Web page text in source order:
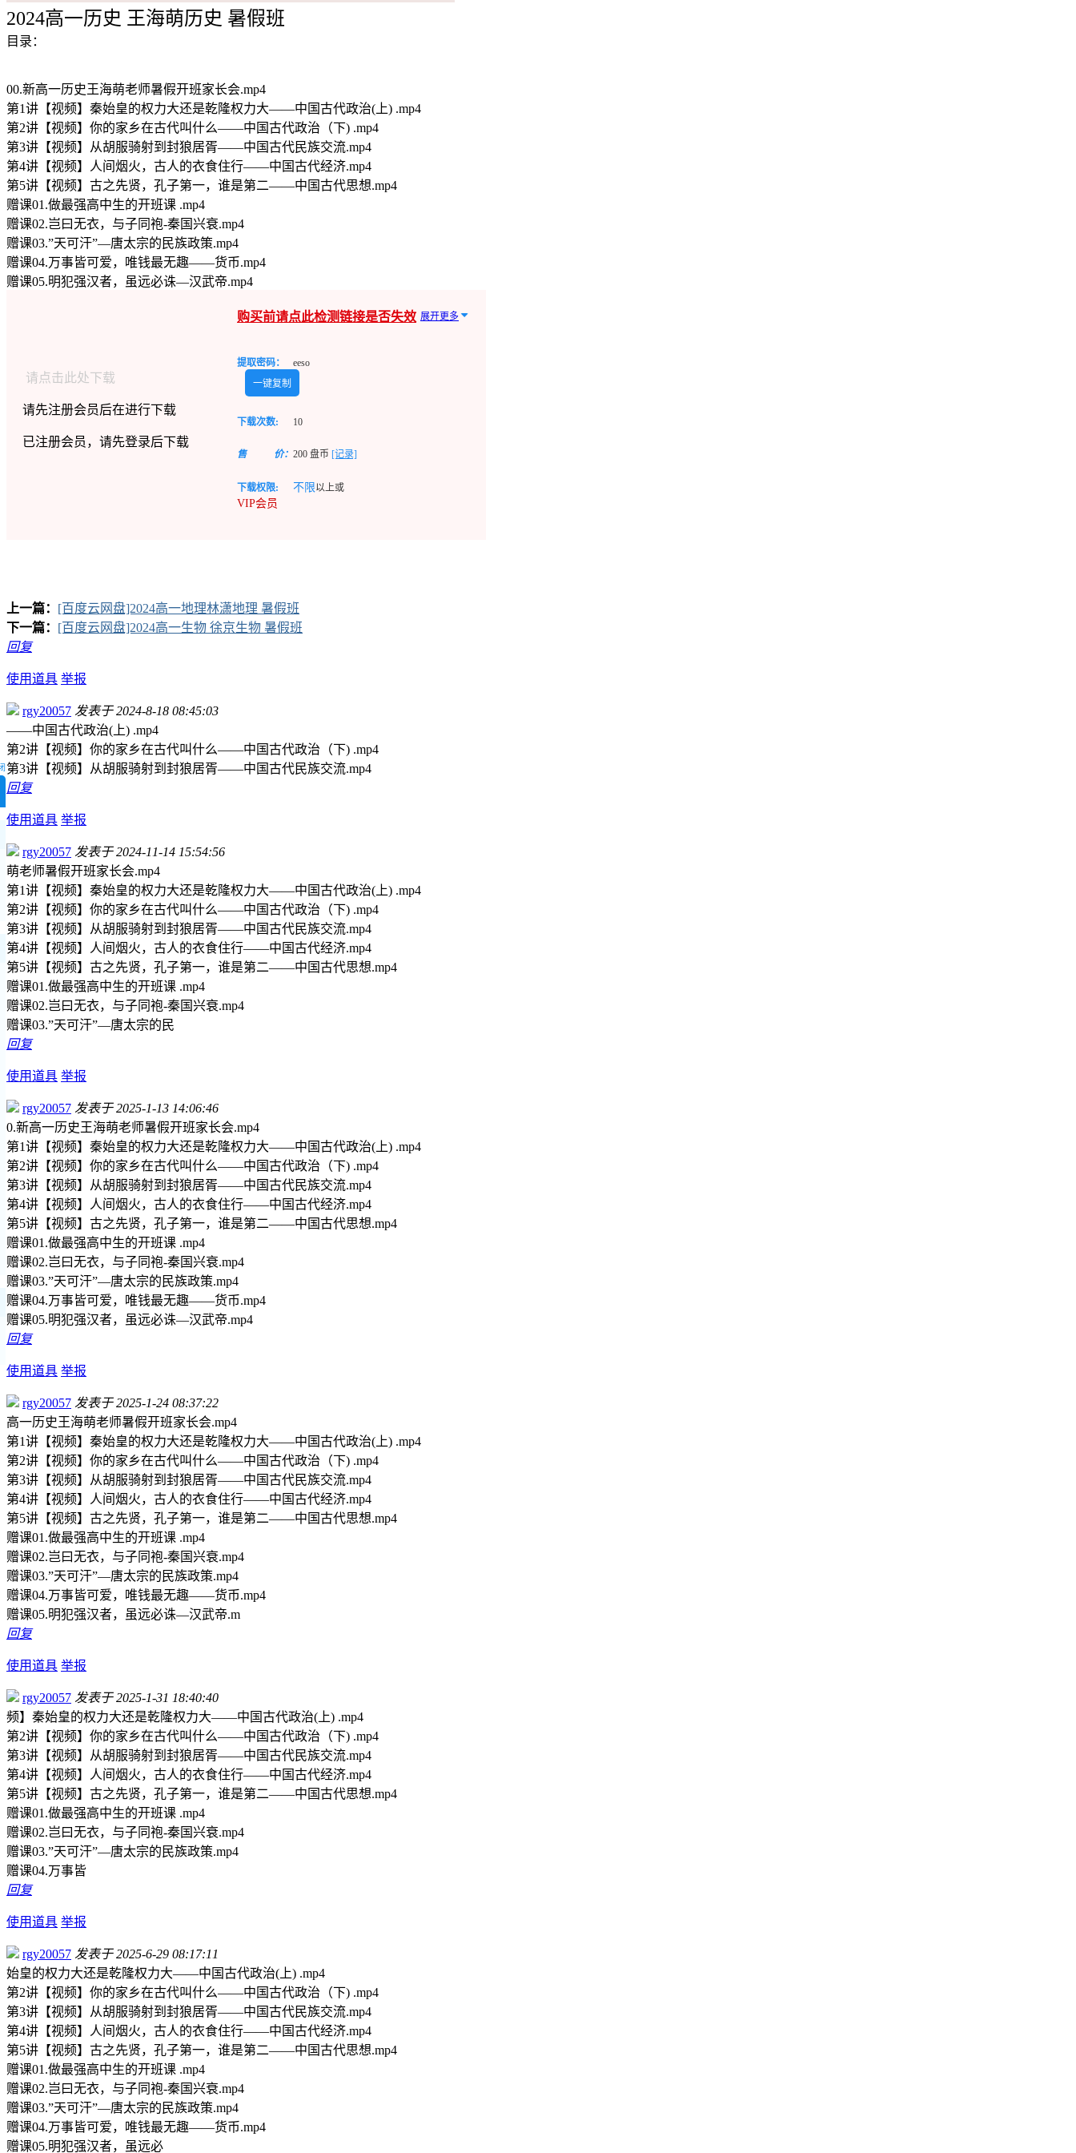
2024高一历史 王海萌历史 暑假班
目录：
00.新高一历史王海萌老师暑假开班家长会.mp4
第1讲【视频】秦始皇的权力大还是乾隆权力大——中国古代政治(上) .mp4
第2讲【视频】你的家乡在古代叫什么——中国古代政治（下) .mp4
第3讲【视频】从胡服骑射到封狼居胥——中国古代民族交流.mp4
第4讲【视频】人间烟火，古人的衣食住行——中国古代经济.mp4
第5讲【视频】古之先贤，孔子第一，谁是第二——中国古代思想.mp4
赠课01.做最强高中生的开班课 .mp4
赠课02.岂曰无衣，与子同袍-秦国兴衰.mp4
赠课03.”天可汗”—唐太宗的民族政策.mp4
赠课04.万事皆可爱，唯钱最无趣——货币.mp4
赠课05.明犯强汉者，虽远必诛—汉武帝.mp4
请点击此处下载
请先注册会员后在进行下载
已注册会员，请先登录后下载
购买前请点此检测链接是否失效 展开更多
提取密码：
eeso
一键复制
下载次数: 10
售 价： 200 盘币 [记录]
下载权限: 不限以上或
VIP会员
上一篇： [百度云网盘]2024高一地理林潇地理 暑假班
下一篇： [百度云网盘]2024高一生物 徐京生物 暑假班
回复
使用道具 举报
rgy20057 发表于 2024-8-18 08:45:03
——中国古代政治(上) .mp4
第2讲【视频】你的家乡在古代叫什么——中国古代政治（下) .mp4
第3讲【视频】从胡服骑射到封狼居胥——中国古代民族交流.mp4
回复
使用道具 举报
rgy20057 发表于 2024-11-14 15:54:56
萌老师暑假开班家长会.mp4
第1讲【视频】秦始皇的权力大还是乾隆权力大——中国古代政治(上) .mp4
第2讲【视频】你的家乡在古代叫什么——中国古代政治（下) .mp4
第3讲【视频】从胡服骑射到封狼居胥——中国古代民族交流.mp4
第4讲【视频】人间烟火，古人的衣食住行——中国古代经济.mp4
第5讲【视频】古之先贤，孔子第一，谁是第二——中国古代思想.mp4
赠课01.做最强高中生的开班课 .mp4
赠课02.岂曰无衣，与子同袍-秦国兴衰.mp4
赠课03.”天可汗”—唐太宗的民
回复
使用道具 举报
rgy20057 发表于 2025-1-13 14:06:46
0.新高一历史王海萌老师暑假开班家长会.mp4
第1讲【视频】秦始皇的权力大还是乾隆权力大——中国古代政治(上) .mp4
第2讲【视频】你的家乡在古代叫什么——中国古代政治（下) .mp4
第3讲【视频】从胡服骑射到封狼居胥——中国古代民族交流.mp4
第4讲【视频】人间烟火，古人的衣食住行——中国古代经济.mp4
第5讲【视频】古之先贤，孔子第一，谁是第二——中国古代思想.mp4
赠课01.做最强高中生的开班课 .mp4
赠课02.岂曰无衣，与子同袍-秦国兴衰.mp4
赠课03.”天可汗”—唐太宗的民族政策.mp4
赠课04.万事皆可爱，唯钱最无趣——货币.mp4
赠课05.明犯强汉者，虽远必诛—汉武帝.mp4
回复
使用道具 举报
rgy20057 发表于 2025-1-24 08:37:22
高一历史王海萌老师暑假开班家长会.mp4
第1讲【视频】秦始皇的权力大还是乾隆权力大——中国古代政治(上) .mp4
第2讲【视频】你的家乡在古代叫什么——中国古代政治（下) .mp4
第3讲【视频】从胡服骑射到封狼居胥——中国古代民族交流.mp4
第4讲【视频】人间烟火，古人的衣食住行——中国古代经济.mp4
第5讲【视频】古之先贤，孔子第一，谁是第二——中国古代思想.mp4
赠课01.做最强高中生的开班课 .mp4
赠课02.岂曰无衣，与子同袍-秦国兴衰.mp4
赠课03.”天可汗”—唐太宗的民族政策.mp4
赠课04.万事皆可爱，唯钱最无趣——货币.mp4
赠课05.明犯强汉者，虽远必诛—汉武帝.m
回复
使用道具 举报
rgy20057 发表于 2025-1-31 18:40:40
频】秦始皇的权力大还是乾隆权力大——中国古代政治(上) .mp4
第2讲【视频】你的家乡在古代叫什么——中国古代政治（下) .mp4
第3讲【视频】从胡服骑射到封狼居胥——中国古代民族交流.mp4
第4讲【视频】人间烟火，古人的衣食住行——中国古代经济.mp4
第5讲【视频】古之先贤，孔子第一，谁是第二——中国古代思想.mp4
赠课01.做最强高中生的开班课 .mp4
赠课02.岂曰无衣，与子同袍-秦国兴衰.mp4
赠课03.”天可汗”—唐太宗的民族政策.mp4
赠课04.万事皆
回复
使用道具 举报
rgy20057 发表于 2025-6-29 08:17:11
始皇的权力大还是乾隆权力大——中国古代政治(上) .mp4
第2讲【视频】你的家乡在古代叫什么——中国古代政治（下) .mp4
第3讲【视频】从胡服骑射到封狼居胥——中国古代民族交流.mp4
第4讲【视频】人间烟火，古人的衣食住行——中国古代经济.mp4
第5讲【视频】古之先贤，孔子第一，谁是第二——中国古代思想.mp4
赠课01.做最强高中生的开班课 .mp4
赠课02.岂曰无衣，与子同袍-秦国兴衰.mp4
赠课03.”天可汗”—唐太宗的民族政策.mp4
赠课04.万事皆可爱，唯钱最无趣——货币.mp4
赠课05.明犯强汉者，虽远必